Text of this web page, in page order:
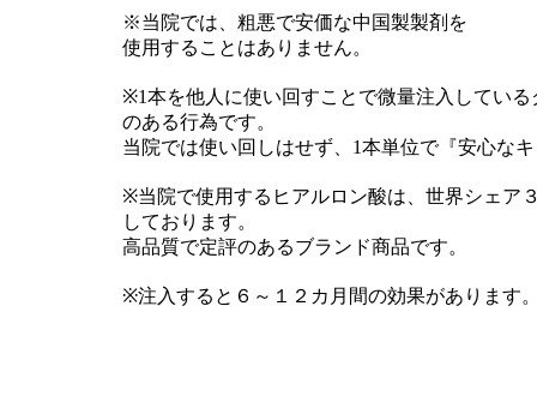
※当院では、粗悪で安価な中国製製剤を
使用することはありません。
※1本を他人に使い回すことで微量注入してい
のある行為です。
当院では使い回しはせず、1本単位で『安心な
※当院で使用するヒアルロン酸は、世界シェア
しております。
高品質で定評のあるブランド商品です。
※注入すると６～１２カ月間の効果があります